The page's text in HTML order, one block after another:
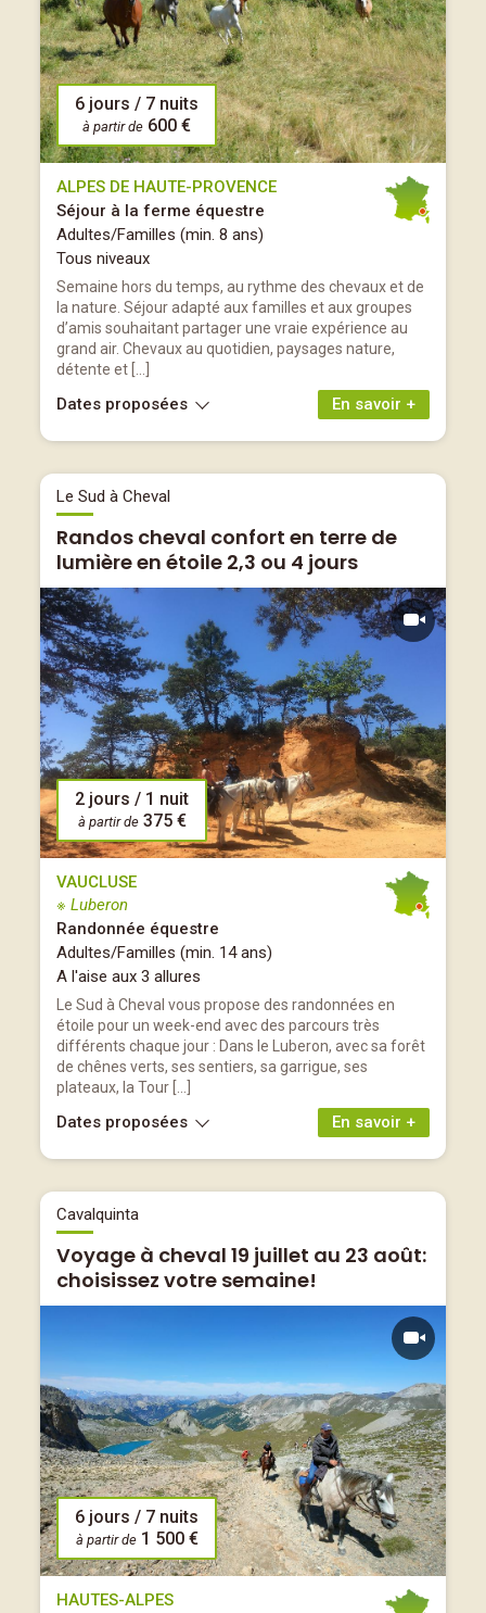
6 jours / 7 nuits
à partir de 600 €
ALPES DE HAUTE-PROVENCE
Séjour à la ferme équestre
Adultes/Familles (min. 8 ans)
Tous niveaux
Semaine hors du temps, au rythme des chevaux et de
la nature. Séjour adapté aux familles et aux groupes
d’amis souhaitant partager une vraie expérience au
grand air. Chevaux au quotidien, paysages nature,
détente et […]
En savoir +
Dates proposées
Le Sud à Cheval
Randos cheval confort en terre de
lumière en étoile 2,3 ou 4 jours
2 jours / 1 nuit
à partir de 375 €
VAUCLUSE
※ Luberon
Randonnée équestre
Adultes/Familles (min. 14 ans)
A l'aise aux 3 allures
Le Sud à Cheval vous propose des randonnées en
étoile pour un week-end avec des parcours très
différents chaque jour : Dans le Luberon, avec sa forêt
de chênes verts, ses sentiers, sa garrigue, ses
plateaux, la Tour […]
En savoir +
Dates proposées
Cavalquinta
Voyage à cheval 19 juillet au 23 août:
choisissez votre semaine!
6 jours / 7 nuits
à partir de 1 500 €
HAUTES-ALPES